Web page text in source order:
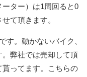
ター）は1周回ると0
て頂きます。
す。動かないバイク、
弊社では売却して頂
ってます。こちらの